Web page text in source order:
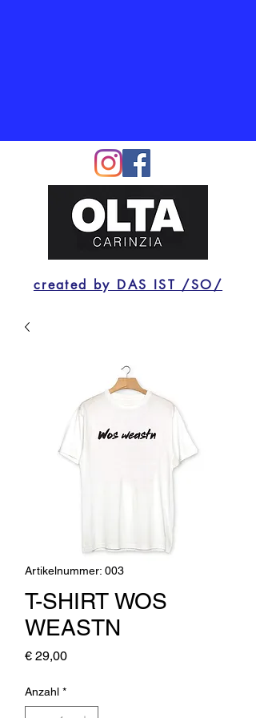
created by DAS IST /SO/
Artikelnummer: 003
T-SHIRT WOS
WEASTN
€ 29,00Preis
Anzahl *